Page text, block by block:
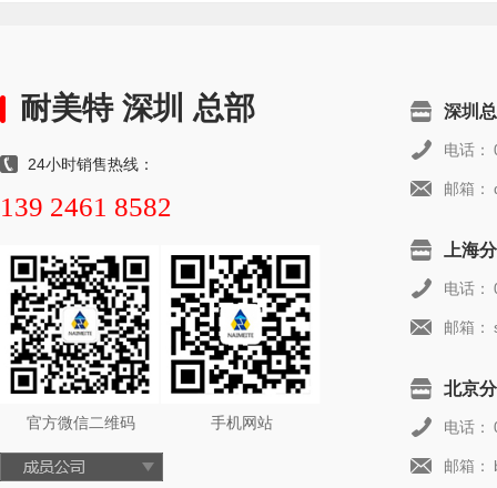
耐美特 深圳 总部
24小时销售热线：
139 2461 8582
官方微信二维码 手机网站
深圳
电话：
邮箱：
上海
电话：
邮箱：
北京
电话：
邮箱：